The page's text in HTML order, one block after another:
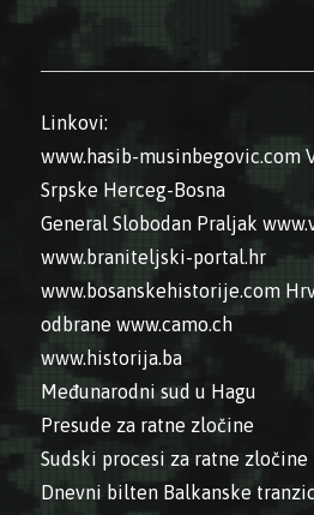
Linkovi:
www.hasib-musinbegovic.com
Srpske Herceg-Bosna
General Slobodan Praljak
www.braniteljski-portal.hr
www.bosanskehistorije.com
odbrane www.camo.ch
www.historija.ba
Međunarodni sud u Hagu
Presude za ratne zločine
Sudski procesi za ratne zločine
Dnevni bilten Balkanske